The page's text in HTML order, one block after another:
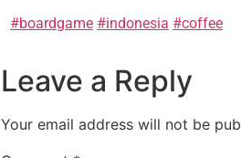
#boardgame #indonesia #coffee
Leave a Reply
Your email address will not be